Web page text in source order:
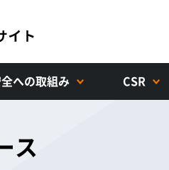
への取組み CSR
ス